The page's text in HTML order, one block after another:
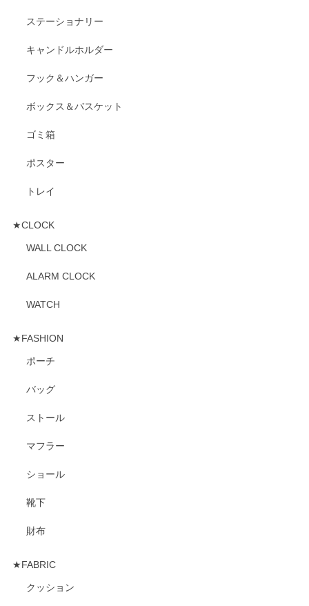
ステーショナリー
キャンドルホルダー
フック＆ハンガー
ボックス＆バスケット
ゴミ箱
ポスター
トレイ
★CLOCK
WALL CLOCK
ALARM CLOCK
WATCH
★FASHION
ポーチ
バッグ
ストール
マフラー
ショール
靴下
財布
★FABRIC
クッション